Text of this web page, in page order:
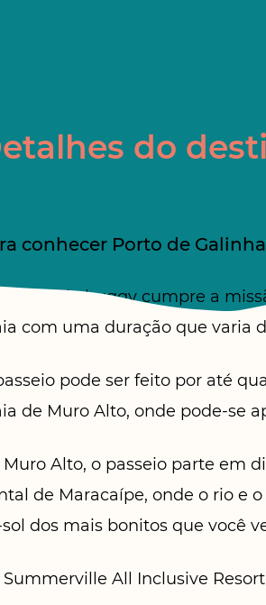
do
conhecer Porto de
passeio de buggy cumpre a
com uma duração que varia
pode ser feito por até
de Muro Alto, onde pode-se
Muro Alto, o passeio parte em
de Maracaípe, onde o rio e
dos mais bonitos que você
Summerville All Inclusive